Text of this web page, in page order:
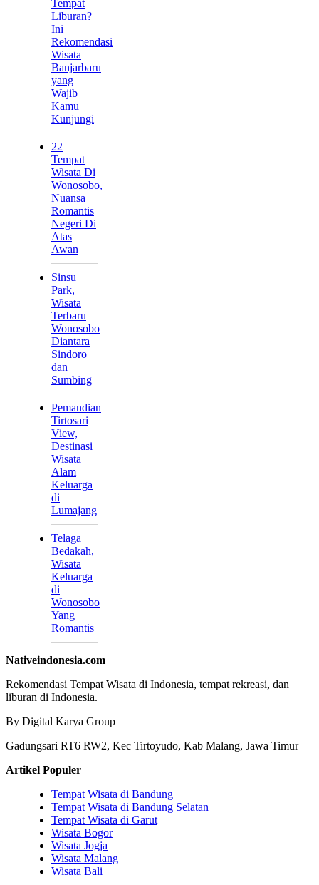
Tempat
Liburan?
Ini
Rekomendasi
Wisata
Banjarbaru
yang
Wajib
Kamu
Kunjungi
22
Tempat
Wisata Di
Wonosobo,
Nuansa
Romantis
Negeri Di
Atas
Awan
Sinsu
Park,
Wisata
Terbaru
Wonosobo
Diantara
Sindoro
dan
Sumbing
Pemandian
Tirtosari
View,
Destinasi
Wisata
Alam
Keluarga
di
Lumajang
Telaga
Bedakah,
Wisata
Keluarga
di
Wonosobo
Yang
Romantis
Nativeindonesia.com
Rekomendasi Tempat Wisata di Indonesia, tempat rekreasi, dan
liburan di Indonesia.
By Digital Karya Group
Gadungsari RT6 RW2, Kec Tirtoyudo, Kab Malang, Jawa Timur
Artikel Populer
Tempat Wisata di Bandung
Tempat Wisata di Bandung Selatan
Tempat Wisata di Garut
Wisata Bogor
Wisata Jogja
Wisata Malang
Wisata Bali